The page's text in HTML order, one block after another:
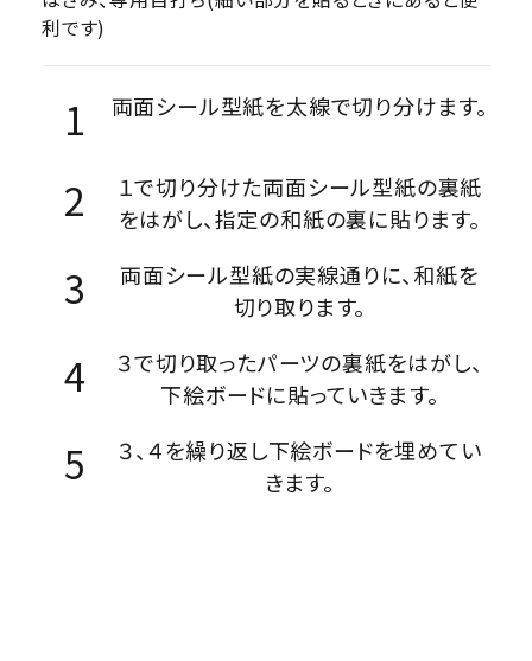
利です)
両面シール型紙を太線で切り分けます。
１で切り分けた両面シール型紙の裏紙
をはがし、指定の和紙の裏に貼ります。
両面シール型紙の実線通りに、和紙を
切り取ります。
３で切り取ったパーツの裏紙をはがし、
下絵ボードに貼っていきます。
３、４を繰り返し下絵ボードを埋めてい
きます。